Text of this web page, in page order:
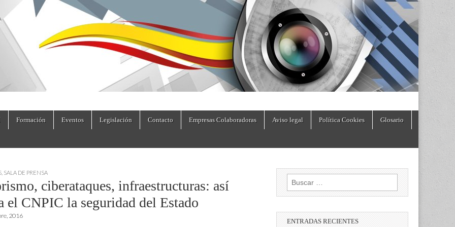
Formación Eventos Legislación Contacto Empresas Colaboradoras Aviso legal Política Cookies Glosario
SALA DE PRENSA
ciberataques, infraestructuras: así
el CNPIC la seguridad del Estado
2016
Buscar:
ENTRADAS RECIENTES